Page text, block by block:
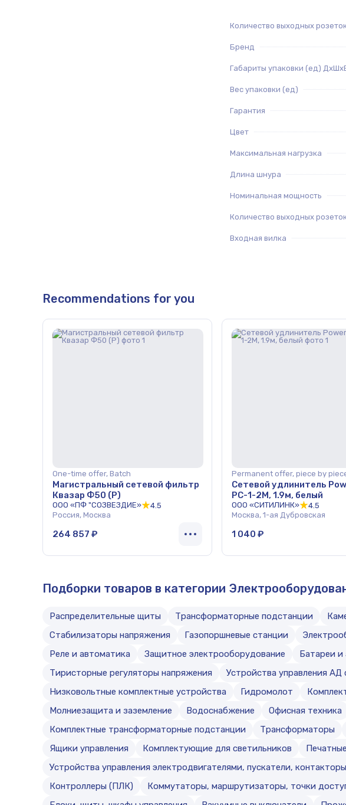
Количество выходных
Бренд
Габариты упаковки (ед)
Вес упаковки (ед)
Гарантия
Цвет
Максимальная нагрузка
Длина шнура
Номинальная мощность
Количество выходных
Входная вилка
Recommendations for you
One-time offer, Batch
Магистральный сетевой фильтр
Квазар Ф50 (Р)
ООО «ПФ "СОЗВЕЗДИЕ»
4.5
Россия, Москва
264 857 ₽
Permanent offer, piece by
Сетевой удлинитель
PC-1-2M, 1.9м, белый
ООО «СИТИЛИНК»
4.5
Москва, 1-ая Дубровская
1 040 ₽
Подборки товаров в категории
Распределительные щиты Трансформаторные подстанции
Стабилизаторы напряжения
Газопоршневые станции
Реле и автоматика
Защитное электрооборудование Батареи и
Тиристорные регуляторы напряжения
Устройства управления
Низковольтные комплектные устройства
Гидромолот
Молниезащита и заземление
Водоснабжение Офисная техника
Комплектные трансформаторные подстанции
Трансформаторы
Ящики управления
Комплектующие для светильников
Устройства управления электродвигателями, пускатели,
Контроллеры (ПЛК)
Коммутаторы, маршрутизаторы, точки